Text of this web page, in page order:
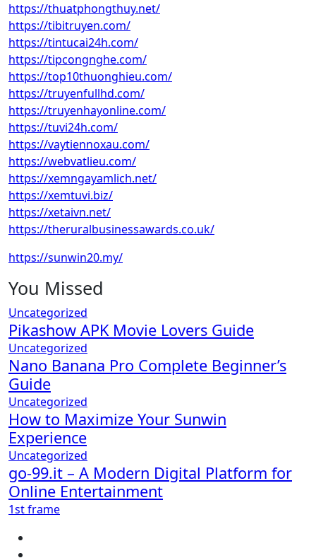
https://thuatphongthuy.net/
https://tibitruyen.com/
https://tintucai24h.com/
https://tipcongnghe.com/
https://top10thuonghieu.com/
https://truyenfullhd.com/
https://truyenhayonline.com/
https://tuvi24h.com/
https://vaytiennoxau.com/
https://webvatlieu.com/
https://xemngayamlich.net/
https://xemtuvi.biz/
https://xetaivn.net/
https://theruralbusinessawards.co.uk/
https://sunwin20.my/
You Missed
Uncategorized
Pikashow APK Movie Lovers Guide
Uncategorized
Nano Banana Pro Complete Beginner’s
Guide
Uncategorized
How to Maximize Your Sunwin
Experience
Uncategorized
go-99.it – A Modern Digital Platform for
Online Entertainment
1st frame